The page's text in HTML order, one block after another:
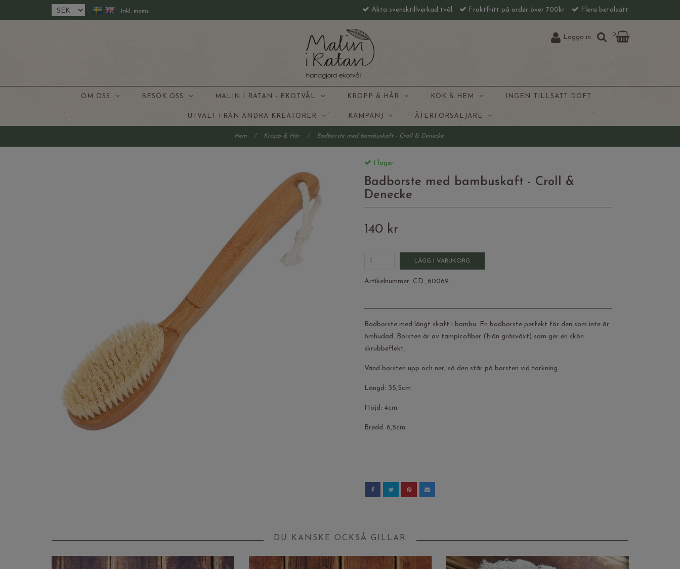
Inkl. moms Äkta svensktillverkad tvål Fraktfritt på order över 700kr Flera betalsätt
Logga in 0
OM OSS BESÖK OSS MALIN I RATAN - EKOTVÅL KROPP & HÅR KÖK & HEM INGEN TILLSATT DOFT
UTVALT FRÅN ANDRA KREATÖRER KAMPANJ ÅTERFÖRSÄLJARE
Hem / Kropp & Hår / Badborste med bambuskaft - Croll & Denecke
I lager.
Badborste med bambuskaft - Croll &
Denecke
140 kr
LÄGG I VARUKORG
Artikelnummer: CD_60069
Badborste med långt skaft i bambu. En badborste perfekt för den som inte är
ömhudad. Borsten är av tampicofiber (från gräsväxt) som ger en skön
skrubbeffekt.
Vänd borsten upp och ner, så den står på borsten vid torkning.
Längd: 35,5cm
Höjd: 4cm
Bredd: 6,5cm
DU KANSKE OCKSÅ GILLAR